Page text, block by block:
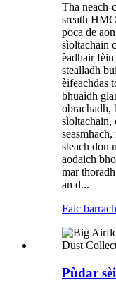
Tha neach-
sreath
poca de
sìoltachain
èadhair
stealladh
èifeachdas
bhuaidh
obrachadh,
sìoltachain,
steach don
aodaich
mar
an d...
Faic
Pùdar